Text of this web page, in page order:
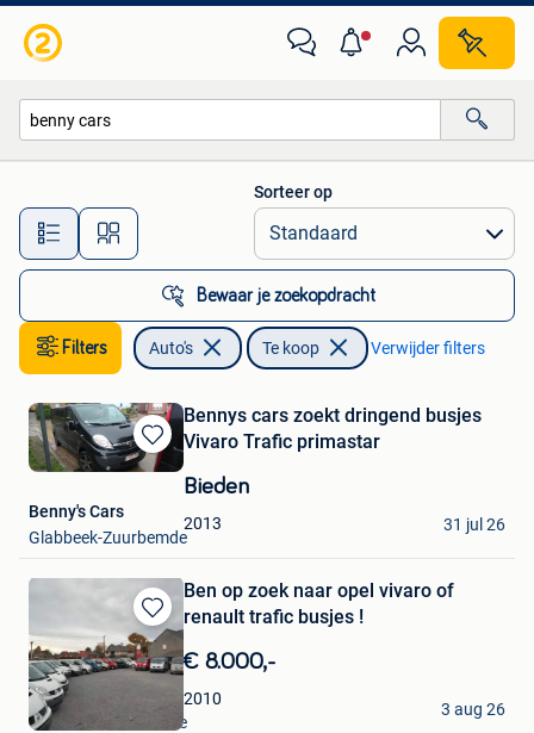
Alle afstanden…
Sorteer op
Bewaar je zoekopdracht
Filters Auto's Te koop Verwijder filters
Bewaren
in
Favorieten
Bennys cars zoekt dringend busjes
Vivaro Trafic primastar
Bieden
2013
Benny's Cars
Glabbeek-Zuurbemde
31 jul 26
Bewaren
in
Mijn
Favorieten
Ben op zoek naar opel vivaro of
renault trafic busjes !
€ 8.000,-
2010
Benny's Cars
Glabbeek-Zuurbemde
3 aug 26